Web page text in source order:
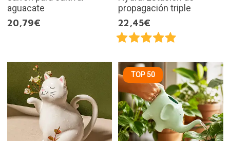
aguacate
20,79€
propagación triple
22,45€
TOP 50